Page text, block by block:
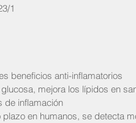
1
beneficios anti-inflamatorios
mejora los lípidos en
de inflamación
en humanos, se detecta